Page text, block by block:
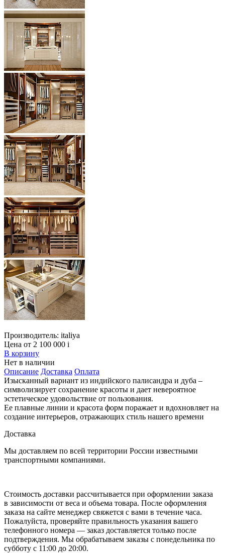
Производитель: italiya
Цена от 2 100 000 i
В корзину
Нет в наличии
Описание Доставка Оплата
Изысканный вариант из индийского палисандра и дуба –
символизирует сохранение красоты и дает невероятное
эстетическое удовольствие от пользования.
Ее плавные линии и красота форм поражает и вдохновляет на
создание интерьеров, отражающих стиль нашего времени
Доставка
Мы доставляем по всей территории России известными
транспортными компаниями.
Стоимость доставки рассчитывается при оформлении заказа
в зависимости от веса и объема товара. После оформления
заказа на сайте менеджер свяжется с вами в течение часа.
Пожалуйста, проверяйте правильность указания вашего
телефонного номера — заказ доставляется только после
подтверждения. Мы обрабатываем заказы с понедельника по
субботу с 11:00 до 20:00.